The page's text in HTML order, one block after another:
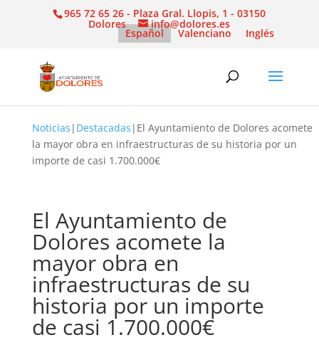
965 72 65 26 - Plaza Gral. Llopis, 1 - 03150
Dolores info@dolores.es
Español Valenciano Inglés
Noticias | Destacadas | El Ayuntamiento de Dolores acomete
la mayor obra en infraestructuras de su historia por un
importe de casi 1.700.000€
El Ayuntamiento de
Dolores acomete la
mayor obra en
infraestructuras de su
historia por un importe
de casi 1.700.000€